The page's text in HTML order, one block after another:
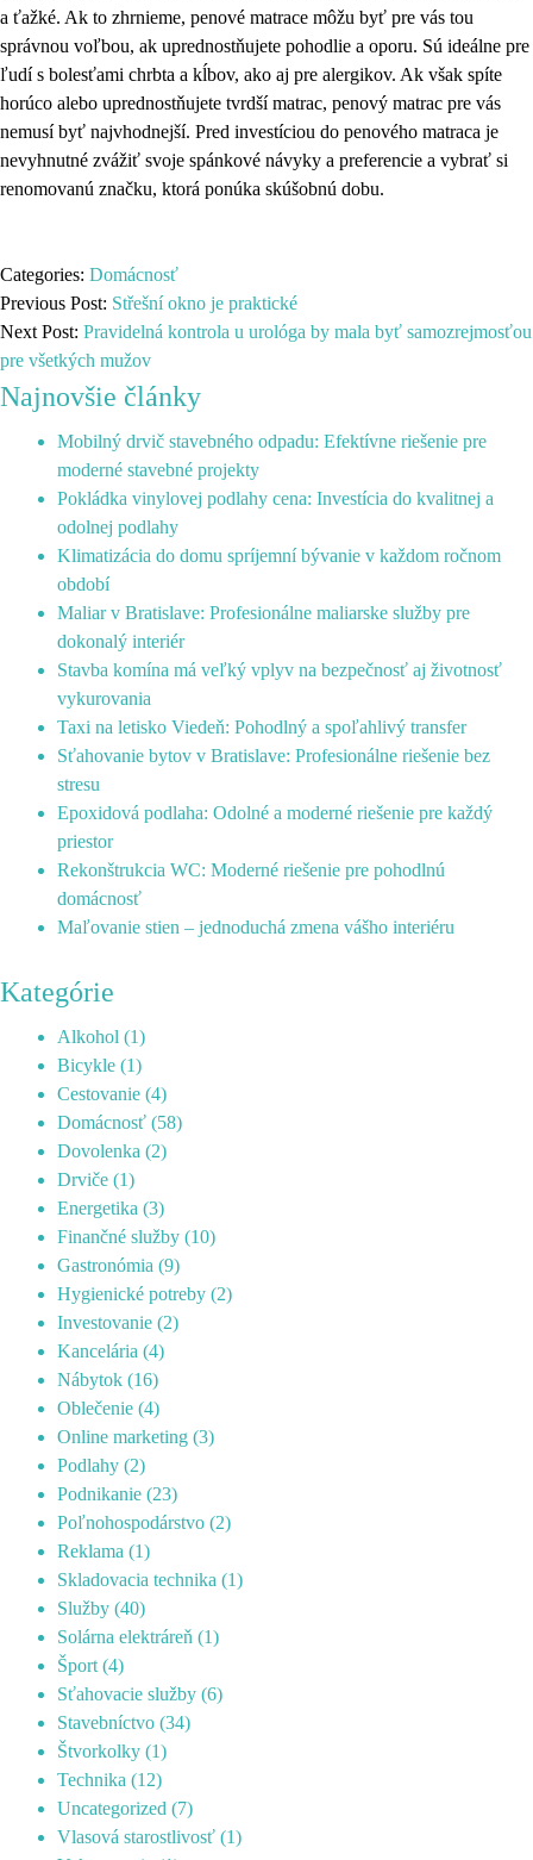
a ťažké. Ak to zhrnieme, penové matrace môžu byť pre vás tou
správnou voľbou, ak uprednostňujete pohodlie a oporu. Sú ideálne pre
ľudí s bolesťami chrbta a kĺbov, ako aj pre alergikov. Ak však spíte
horúco alebo uprednostňujete tvrdší matrac, penový matrac pre vás
nemusí byť najvhodnejší. Pred investíciou do penového matraca je
nevyhnutné zvážiť svoje spánkové návyky a preferencie a vybrať si
renomovanú značku, ktorá ponúka skúšobnú dobu.
Categories: Domácnosť
Previous Post: Střešní okno je praktické
Next Post: Pravidelná kontrola u urológa by mala byť samozrejmosťou
pre všetkých mužov
Najnovšie články
Mobilný drvič stavebného odpadu: Efektívne riešenie pre
moderné stavebné projekty
Pokládka vinylovej podlahy cena: Investícia do kvalitnej a
odolnej podlahy
Klimatizácia do domu spríjemní bývanie v každom ročnom
období
Maliar v Bratislave: Profesionálne maliarske služby pre
dokonalý interiér
Stavba komína má veľký vplyv na bezpečnosť aj životnosť
vykurovania
Taxi na letisko Viedeň: Pohodlný a spoľahlivý transfer
Sťahovanie bytov v Bratislave: Profesionálne riešenie bez
stresu
Epoxidová podlaha: Odolné a moderné riešenie pre každý
priestor
Rekonštrukcia WC: Moderné riešenie pre pohodlnú
domácnosť
Maľovanie stien – jednoduchá zmena vášho interiéru
Kategórie
Alkohol (1)
Bicykle (1)
Cestovanie (4)
Domácnosť (58)
Dovolenka (2)
Drviče (1)
Energetika (3)
Finančné služby (10)
Gastronómia (9)
Hygienické potreby (2)
Investovanie (2)
Kancelária (4)
Nábytok (16)
Oblečenie (4)
Online marketing (3)
Podlahy (2)
Podnikanie (23)
Poľnohospodárstvo (2)
Reklama (1)
Skladovacia technika (1)
Služby (40)
Solárna elektráreň (1)
Šport (4)
Sťahovacie služby (6)
Stavebníctvo (34)
Štvorkolky (1)
Technika (12)
Uncategorized (7)
Vlasová starostlivosť (1)